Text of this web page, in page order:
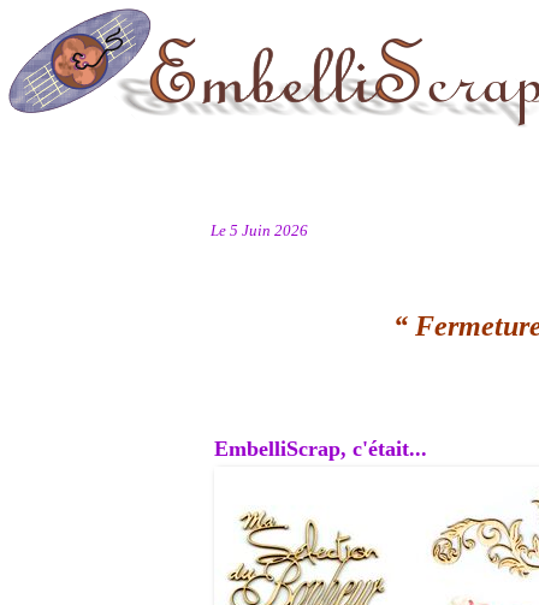
Le 5 Juin 2026
“
EmbelliScrap, c'était...